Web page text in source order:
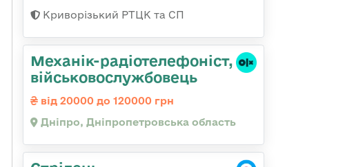
Криворізький РТЦК та СП
Механік-радіотелефоніст,
військовослужбовець
від 20000 до 120000 грн
Дніпро, Дніпропетровська область